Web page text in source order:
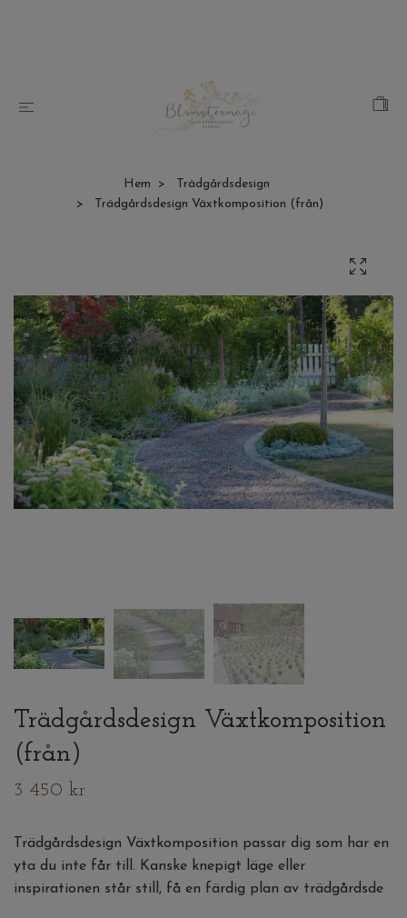
Hem
Trädgårdsdesign
Trädgårdsdesign Växtkomposition (från)
Trädgårdsdesign Växtkomposition
(från)
3 450 kr
Trädgårdsdesign Växtkomposition passar dig som har en
yta du inte får till. Kanske knepigt läge eller
inspirationen står still, få en färdig plan av trädgårdsde